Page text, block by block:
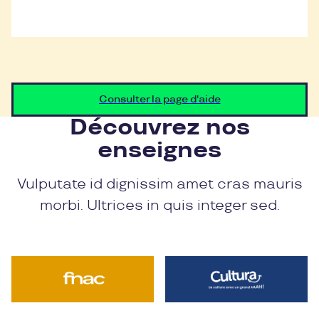
Consulter la page d'aide
Découvrez nos
enseignes
Vulputate id dignissim amet cras mauris
morbi. Ultrices in quis integer sed.